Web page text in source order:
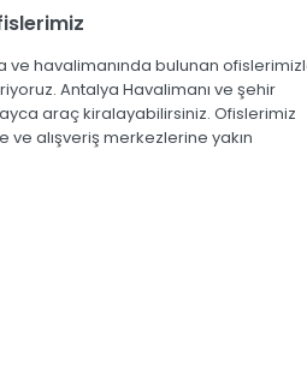
ve havalimanında bulunan
Antalya Havalimanı ve şehir
araç kiralayabilirsiniz. Ofislerimiz
alışveriş merkezlerine yakın